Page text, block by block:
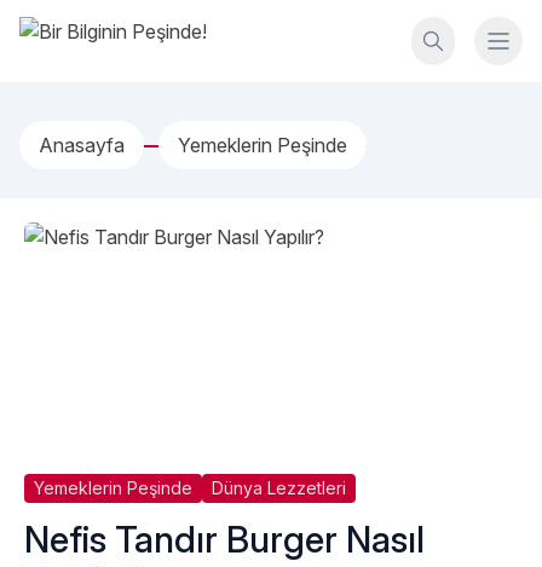
İçeriğe geç
Bir Bilginin Peşinde!
Anasayfa Yemeklerin Peşinde
Yemeklerin Peşinde Dünya Lezzetleri
Nefis Tandır Burger Nasıl